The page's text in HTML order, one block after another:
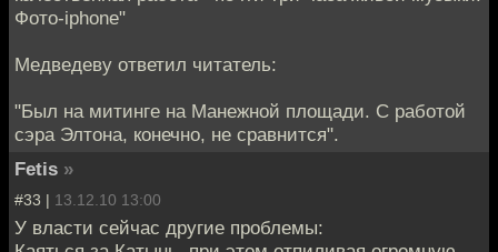
Фото-iphone"
Медведеву ответил читатель:
"Был на митинге на Манежной площади. С работой
сэра Элтона, конечно, не сравнится".
Fetis »
#33 | 13.12.10 13:00
У власти сейчас другие проблемы: